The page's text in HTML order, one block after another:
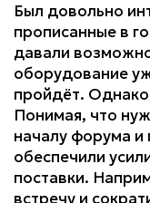
Был довольно
прописанные в
давали
оборудование
пройдёт.
Понимая, что
началу форума и
обеспечили
поставки.
встречу и